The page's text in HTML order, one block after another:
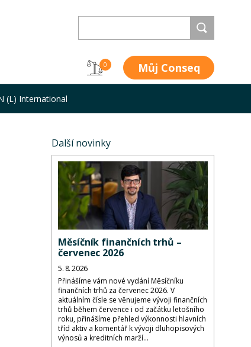
0 Můj Conseq
(L) International
Další novinky
Měsíčník finančních trhů –
červenec 2026
5. 8. 2026
Přinášíme vám nové vydání Měsíčníku
finančních trhů za červenec 2026. V
aktuálním čísle se věnujeme vývoji finančních
trhů během července i od začátku letošního
roku, přinášíme přehled výkonnosti hlavních
tříd aktiv a komentář k vývoji dluhopisových
výnosů a kreditních marží...